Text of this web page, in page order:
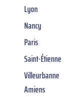
Lyon
Nancy
Paris
Saint-Étienne
Villeurbanne
Amiens